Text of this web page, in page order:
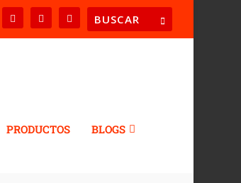
PRODUCTOS BLOGS